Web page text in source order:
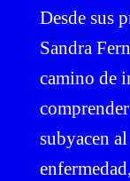
Desde sus
Sandra
camino de
subyacen